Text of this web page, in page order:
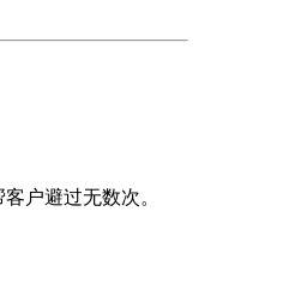
户避过无数次。